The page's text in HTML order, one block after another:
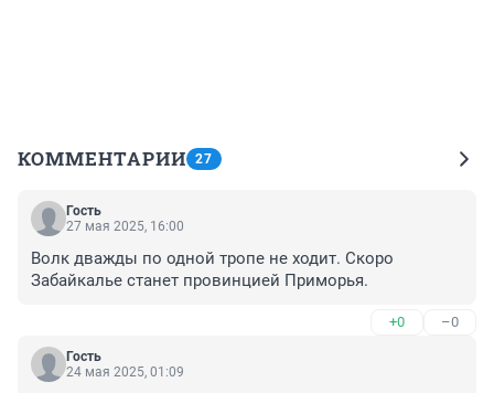
КОММЕНТАРИИ 27
Гость
27 мая 2025, 16:00
Волк дважды по одной тропе не ходит. Скоро
Забайкалье станет провинцией Приморья.
+0 –0
Гость
24 мая 2025, 01:09